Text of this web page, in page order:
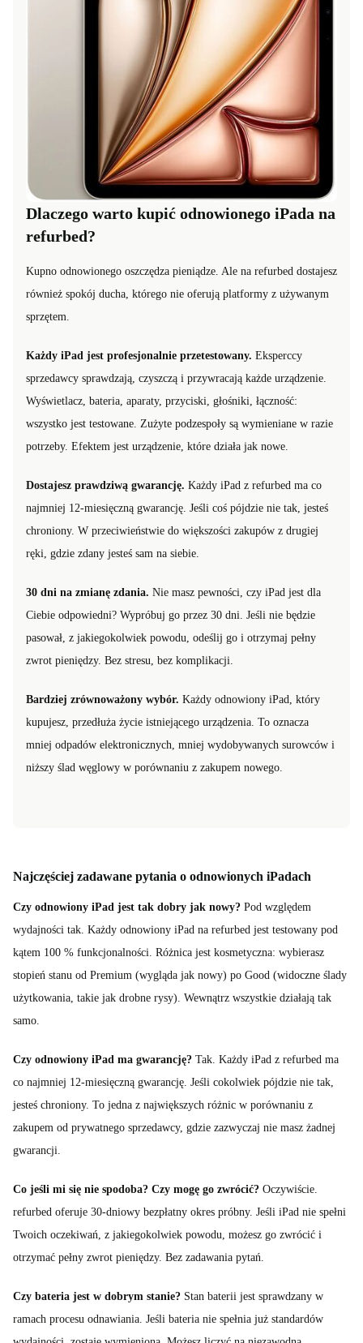
Dlaczego warto kupić odnowionego iPada na
refurbed?
Kupno odnowionego oszczędza pieniądze. Ale na refurbed dostajesz
również spokój ducha, którego nie oferują platformy z używanym
sprzętem.
Każdy iPad jest profesjonalnie przetestowany. Eksperccy
sprzedawcy sprawdzają, czyszczą i przywracają każde urządzenie.
Wyświetlacz, bateria, aparaty, przyciski, głośniki, łączność:
wszystko jest testowane. Zużyte podzespoły są wymieniane w razie
potrzeby. Efektem jest urządzenie, które działa jak nowe.
Dostajesz prawdziwą gwarancję. Każdy iPad z refurbed ma co
najmniej 12-miesięczną gwarancję. Jeśli coś pójdzie nie tak, jesteś
chroniony. W przeciwieństwie do większości zakupów z drugiej
ręki, gdzie zdany jesteś sam na siebie.
30 dni na zmianę zdania. Nie masz pewności, czy iPad jest dla
Ciebie odpowiedni? Wypróbuj go przez 30 dni. Jeśli nie będzie
pasował, z jakiegokolwiek powodu, odeślij go i otrzymaj pełny
zwrot pieniędzy. Bez stresu, bez komplikacji.
Bardziej zrównoważony wybór. Każdy odnowiony iPad, który
kupujesz, przedłuża życie istniejącego urządzenia. To oznacza
mniej odpadów elektronicznych, mniej wydobywanych surowców i
niższy ślad węglowy w porównaniu z zakupem nowego.
Najczęściej zadawane pytania o odnowionych iPadach
Czy odnowiony iPad jest tak dobry jak nowy? Pod względem
wydajności tak. Każdy odnowiony iPad na refurbed jest testowany pod
kątem 100 % funkcjonalności. Różnica jest kosmetyczna: wybierasz
stopień stanu od Premium (wygląda jak nowy) po Good (widoczne ślady
użytkowania, takie jak drobne rysy). Wewnątrz wszystkie działają tak
samo.
Czy odnowiony iPad ma gwarancję? Tak. Każdy iPad z refurbed ma
co najmniej 12-miesięczną gwarancję. Jeśli cokolwiek pójdzie nie tak,
jesteś chroniony. To jedna z największych różnic w porównaniu z
zakupem od prywatnego sprzedawcy, gdzie zazwyczaj nie masz żadnej
gwarancji.
Co jeśli mi się nie spodoba? Czy mogę go zwrócić? Oczywiście.
refurbed oferuje 30-dniowy bezpłatny okres próbny. Jeśli iPad nie spełni
Twoich oczekiwań, z jakiegokolwiek powodu, możesz go zwrócić i
otrzymać pełny zwrot pieniędzy. Bez zadawania pytań.
Czy bateria jest w dobrym stanie? Stan baterii jest sprawdzany w
ramach procesu odnawiania. Jeśli bateria nie spełnia już standardów